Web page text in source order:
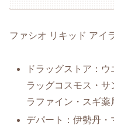
ファシオ リキッド アイ
ドラッグストア：
ラッグコスモス・サ
ラファイン・スギ薬
デパート：伊勢丹